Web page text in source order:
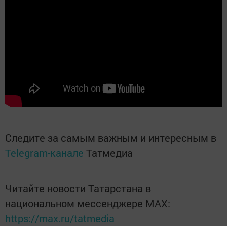
Следите за самым важным и интересным в
Telegram-канале Татмедиа
Читайте новости Татарстана в
национальном мессенджере MАХ:
https://max.ru/tatmedia